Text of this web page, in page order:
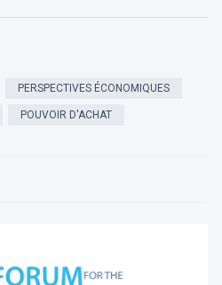
PERSPECTIVES ÉCONOMIQUES
POUVOIR D'ACHAT